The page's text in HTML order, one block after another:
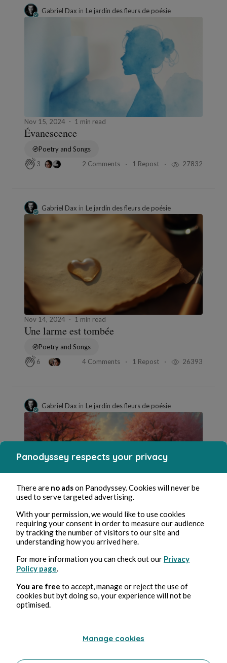
Gabriel Dax in Le jardin des fleurs de poésie
Nov 15, 2024 1 min read
Évanescence
Poetry and Songs
3
2 Comments 1 Repost 27832
Gabriel Dax in Le jardin des fleurs de poésie
Nov 14, 2024 1 min read
Une larme est tombée
Poetry and Songs
6
4 Comments 1 Repost 26393
Gabriel Dax in Le jardin des fleurs de poésie
Nov 14, 2024 1 min read
Fulgurance
Poetry and Songs
10
17 Comments 2 Repost 28213
Gabriel Dax
Panodyssey respects your privacy
There are no adson Panodyssey. Cookies will never be
used to serve targeted advertising.
With your permission, we would like to use cookies
requiring your consent in order to measure our audience
by tracking the number of visitors to our site and
understanding how you arrived here.
For more information you can check out our Privacy
Policy page
You are free to accept, manage or reject the use of
cookies but byt doing so, your experience will not be
optimised.
Manage cookies